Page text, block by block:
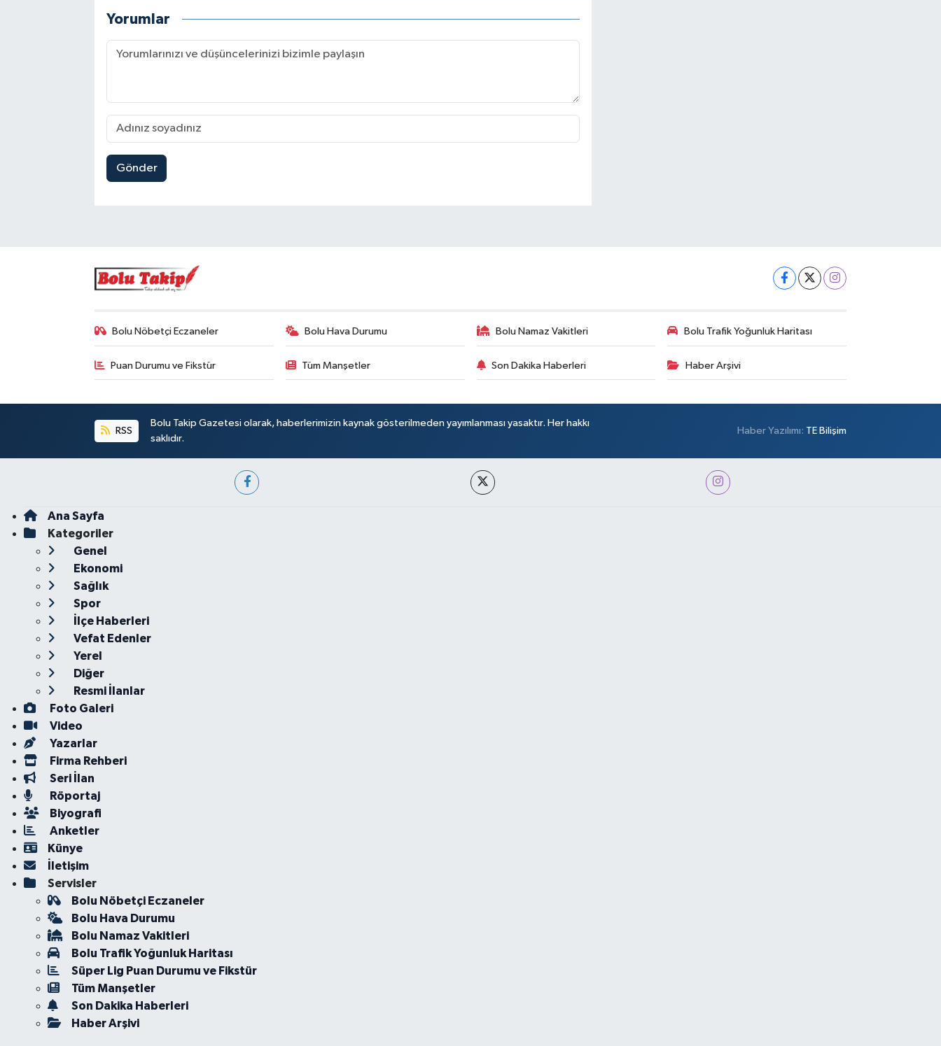
Yorumlar
Gönder
Bolu Nöbetçi Eczaneler Bolu Hava Durumu Bolu Namaz Vakitleri Bolu Trafik Yoğunluk Haritası
Puan Durumu ve Fikstür Tüm Manşetler Son Dakika Haberleri Haber Arşivi
RSS
Bolu Takip Gazetesi olarak, haberlerimizin kaynak gösterilmeden yayımlanması yasaktır. Her hakkı
saklıdır.
Haber Yazılımı: TE Bilişim
Ana Sayfa
Kategoriler
Genel
Ekonomi
Sağlık
Spor
İlçe Haberleri
Vefat Edenler
Yerel
Diğer
Resmi İlanlar
Foto Galeri
Video
Yazarlar
Firma Rehberi
Seri İlan
Röportaj
Biyografi
Anketler
Künye
İletişim
Servisler
Bolu Nöbetçi Eczaneler
Bolu Hava Durumu
Bolu Namaz Vakitleri
Bolu Trafik Yoğunluk Haritası
Süper Lig Puan Durumu ve Fikstür
Tüm Manşetler
Son Dakika Haberleri
Haber Arşivi